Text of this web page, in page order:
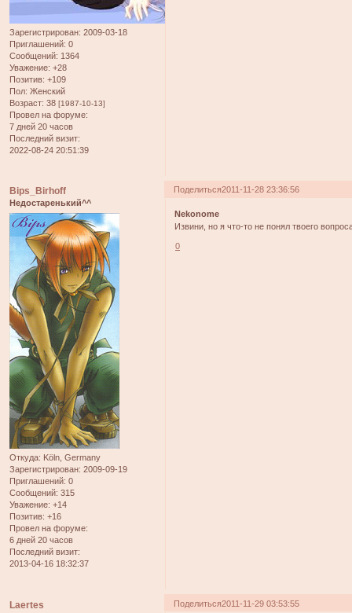
Зарегистрирован: 2009-03-18
Приглашений: 0
Сообщений: 1364
Уважение: +28
Позитив: +109
Пол: Женский
Возраст: 38 [1987-10-13]
Провел на форуме:
7 дней 20 часов
Последний визит:
2022-08-24 20:51:39
Поделиться2011-11-28 23:36:56
Bips_Birhoff
Недостаренький^^
Откуда: Köln, Germany
Зарегистрирован: 2009-09-19
Приглашений: 0
Сообщений: 315
Уважение: +14
Позитив: +16
Провел на форуме:
6 дней 20 часов
Последний визит:
2013-04-16 18:32:37
Nekonome
Извини, но я что-то не понял твоего
0
Поделиться2011-11-29 03:53:55
Laertes